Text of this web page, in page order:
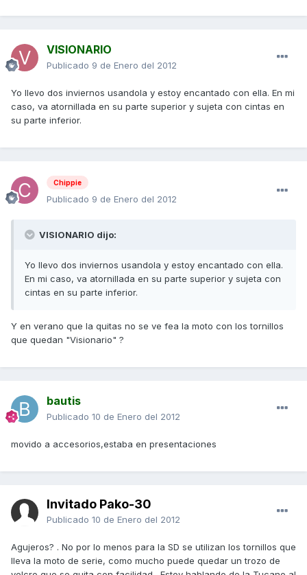
VISIONARIO
Publicado 9 de Enero del 2012
Yo llevo dos inviernos usandola y estoy encantado con ella. En mi
caso, va atornillada en su parte superior y sujeta con cintas en
su parte inferior.
Chippie
Publicado 9 de Enero del 2012
VISIONARIO dijo:
Yo llevo dos inviernos usandola y estoy encantado con ella.
En mi caso, va atornillada en su parte superior y sujeta con
cintas en su parte inferior.
Y en verano que la quitas no se ve fea la moto con los tornillos
que quedan "Visionario" ?
bautis
Publicado 10 de Enero del 2012
movido a accesorios,estaba en presentaciones
Invitado Pako-30
Publicado 10 de Enero del 2012
Agujeros? . No por lo menos para la SD se utilizan los tornillos que
lleva la moto de serie, como mucho puede quedar un trozo de